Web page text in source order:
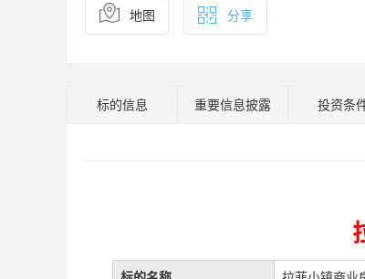
地图 分享
标的信息 重要信息披露 投资条